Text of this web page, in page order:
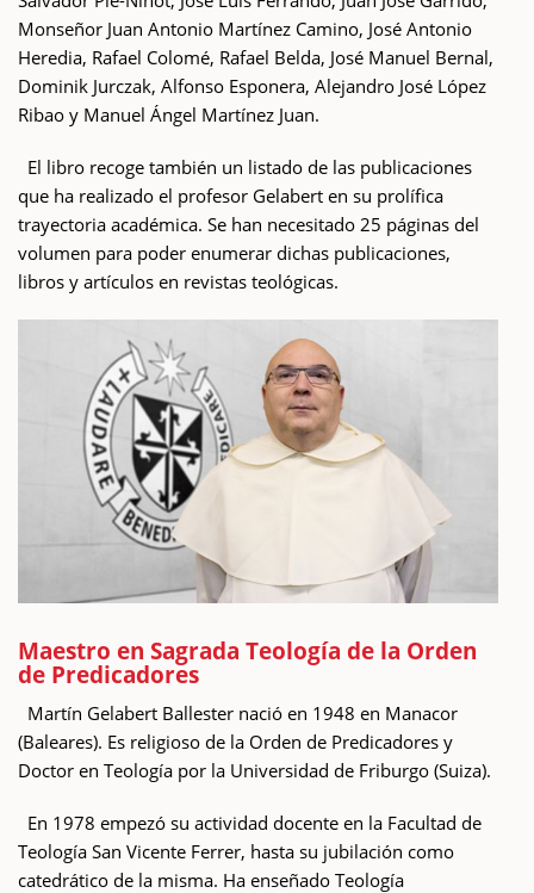
Monseñor Juan Antonio Martínez Camino, José Antonio
Heredia, Rafael Colomé, Rafael Belda, José Manuel Bernal,
Dominik Jurczak, Alfonso Esponera, Alejandro José López
Ribao y Manuel Ángel Martínez Juan.
El libro recoge también un listado de las publicaciones
que ha realizado el profesor Gelabert en su prolífica
trayectoria académica. Se han necesitado 25 páginas del
volumen para poder enumerar dichas publicaciones,
libros y artículos en revistas teológicas.
Maestro en Sagrada Teología de la Orden
de Predicadores
Martín Gelabert Ballester nació en 1948 en Manacor
(Baleares). Es religioso de la Orden de Predicadores y
Doctor en Teología por la Universidad de Friburgo (Suiza).
En 1978 empezó su actividad docente en la Facultad de
Teología San Vicente Ferrer, hasta su jubilación como
catedrático de la misma. Ha enseñado Teología